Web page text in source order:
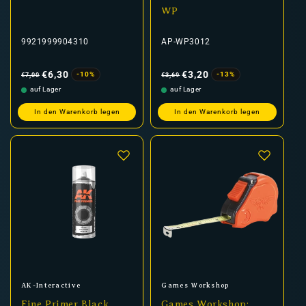
9921999904310
Preis
€7,00 €6,30
-10%
auf Lager
In den Warenkorb legen
WP
AP-WP3012
Preis
€3,69 €3,20
-13%
auf Lager
In den Warenkorb legen
Anbieter:
AK-Interactive Anbieter:
Games Workshop